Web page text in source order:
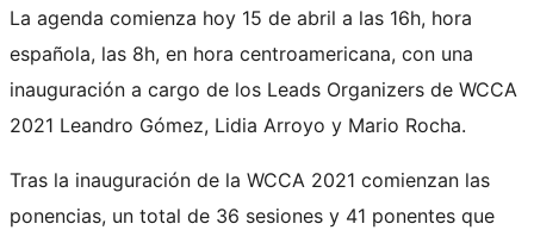
La agenda comienza hoy 15 de abril a las 16h, hora
española, las 8h, en hora centroamericana, con una
inauguración a cargo de los Leads Organizers de WCCA
2021 Leandro Gómez, Lidia Arroyo y Mario Rocha.
Tras la inauguración de la WCCA 2021 comienzan las
ponencias, un total de 36 sesiones y 41 ponentes que